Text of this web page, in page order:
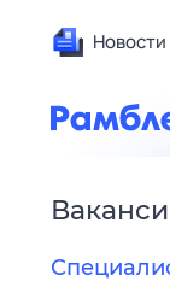
Новости